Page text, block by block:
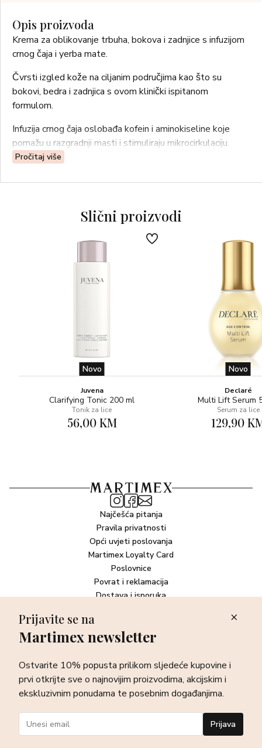
Opis proizvoda
Krema za oblikovanje trbuha, bokova i zadnjice s infuzijom
crnog čaja i yerba mate.
Čvrsti izgled kože na ciljanim područjima kao što su
bokovi, bedra i zadnjica s ovom klinički ispitanom
formulom.
Infuzija crnog čaja oslobađa kofein i aminokiseline koje
pomažu u razgradnji masti i stimuliraju mikrocirkulaciju.
Yerba Mate potiče lipolizu dijelom zahvaljujući činjenici da
s klinički dokazanim lipolitičkim učinkom.
Mentol: pruža učinak hlađenja i toniranja. Veprina i Escin
dreniraju i smanjuju izgled celulita
97% sastojaka prirodnog porijekla
Pročitaj više
Slični proizvodi
Novo
Juvena
Clarifying Tonic 200 ml
Tonik za lice
56,00 KM
Novo
Declaré
Multi Lift Serum
Serum za lice
129,90
Najčešća pitanja
Pravila privatnosti
Opći uvjeti poslovanja
Martimex Loyalty Card
Poslovnice
Povrat i reklamacija
Dostava i isporuka
Newsletter
sve o najnovijim proizvodima, akcijskim i ekskluzivnim
ponudama te posebnim događanjima.
Prijava
Prijavite se na
Martimex newsletter
Ostvarite 10% popusta prilikom sljedeće kupovine i
prvi otkrijte sve o najnovijim proizvodima, akcijskim i
ekskluzivnim ponudama te posebnim događanjima.
Prijava